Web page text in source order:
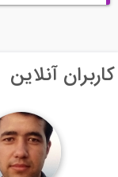
کاربران آنلاین